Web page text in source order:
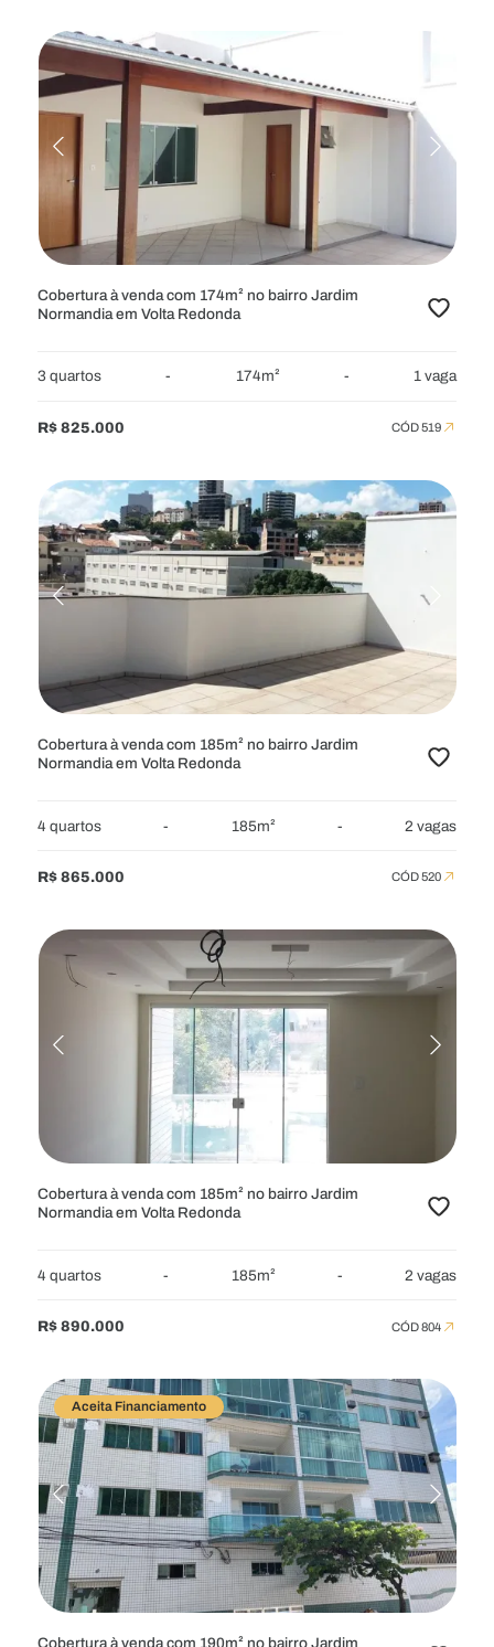
COMERCIAL
GALPÕES GALPÕES LOJAS LOJAS
PONTOS PONTOS PRÉDIOS PRÉDIOS
SALAS SALAS
LOCALIZAÇÃO
2 Bairros Selecionados
VAGAS
BANHEIROS
MOBILIADOS
Cobertura à venda com 174m² no bairro Jardim
Normandia em Volta Redonda
3 quartos - 174m² - 1 vaga
R$ 825.000 CÓD 519
Cobertura à venda com 185m² no bairro Jardim
Normandia em Volta Redonda
4 quartos - 185m² - 2 vagas
R$ 865.000 CÓD 520
Cobertura à venda com 185m² no bairro Jardim
Normandia em Volta Redonda
4 quartos - 185m² - 2 vagas
R$ 890.000 CÓD 804
Aceita Financiamento
Cobertura à venda com 190m² no bairro Jardim